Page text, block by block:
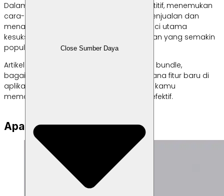
Close Sumber Daya
Dalam dunia bisnis yang semakin kompetitif, menemukan
cara-cara inovatif untuk meningkatkan penjualan dan
menarik perhatian pelanggan adalah kunci utama
kesuksesan. Salah satu strategi pemasaran yang semakin
populer adalah produk bundle.
Artikel ini akan membahas apa itu produk bundle,
bagaimana penerapannya, dan bagaimana fitur baru di
aplikasi Labamu dapat membantu bisnis kamu
memanfaatkan strategi ini dengan lebih efektif.
Apa Itu Produk Bundle?